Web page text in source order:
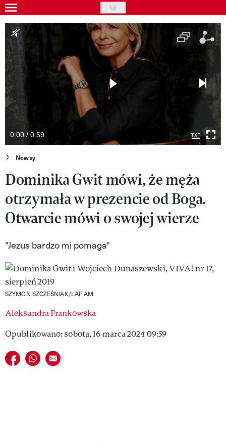
Skip
to
main
content
Gwiazdy
Ludzie
Moda
Uroda
Styl życia
Kultura
Wideo
Nasze akcje
VIVA!ART
VIVA!MODA
VIVA!PEOPLE POWER
0:00 / 0:59
Newsy
Dominika Gwit mówi, że męża
otrzymała w prezencie od Boga.
Otwarcie mówi o swojej wierze
"Jezus bardzo mi pomaga"
SZYMON SZCZEŚNIAK/LAF AM
Aleksandra Frankowska
Opublikowano: sobota, 16 marca 2024 09:59
Udostępnij na facebook
Udostępnij na whatsapp
E-mail do przyjaciela